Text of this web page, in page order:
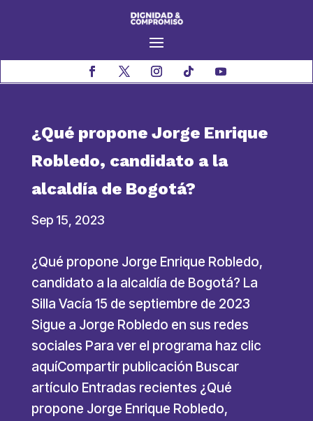
¿Qué propone Jorge Enrique
Robledo, candidato a la
alcaldía de Bogotá?
Sep 15, 2023
¿Qué propone Jorge Enrique Robledo,
candidato a la alcaldía de Bogotá? La
Silla Vacía 15 de septiembre de 2023
Sigue a Jorge Robledo en sus redes
sociales Para ver el programa haz clic
aquíCompartir publicación Buscar
artículo Entradas recientes ¿Qué
propone Jorge Enrique Robledo,